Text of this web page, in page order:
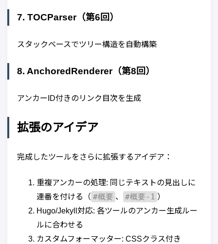
7. TOCParser（第6回）
スタックベースでツリー構造を自動構築
8. AnchoredRenderer（第8回）
アンカーID付きのリンク目次を生成
拡張のアイデア
完成したツールをさらに拡張するアイデア：
重複アンカーの処理: 同じテキストの見出しに
連番を付ける（ #概要 、 #概要-1 ）
Hugo/Jekyll対応: 各ツールのアンカー生成ルー
ルに合わせる
カスタムフォーマッター: CSSクラス付き